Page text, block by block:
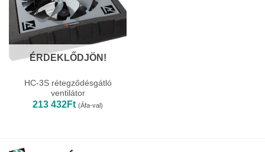
ÉRDEKLŐDJÖN!
HC-3S rétegződésgátló
ventilátor
213 432Ft (Áfa-val)